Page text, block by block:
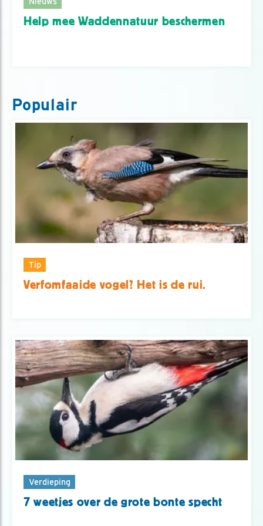
Help mee Waddennatuur beschermen
Populair
Tip
Verfomfaaide vogel? Het is de rui.
Verdieping
7 weetjes over de grote bonte specht